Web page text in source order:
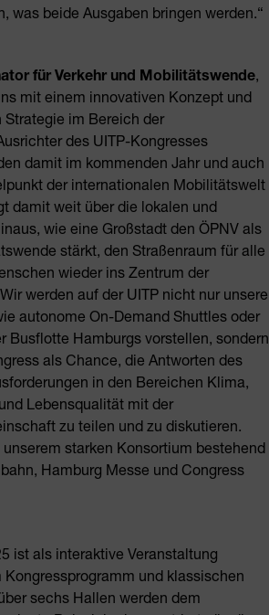
was beide Ausgaben bringen werden.“
für Verkehr und Mobilitätswende,
mit einem innovativen Konzept und
im Bereich der
des UITP-Kongresses
damit im kommenden Jahr und auch
der internationalen Mobilitätswelt
damit weit über die lokalen und
wie eine Großstadt den ÖPNV als
stärkt, den Straßenraum für alle
wieder ins Zentrum der
werden auf der UITP nicht nur unsere
autonome On-Demand Shuttles oder
Busflotte Hamburgs vorstellen, sondern
als Chance, die Antworten des
in den Bereichen Klima,
Lebensqualität mit der
zu teilen und zu diskutieren.
starken Konsortium bestehend
Hamburg Messe und Congress
ist als interaktive Veranstaltung
und klassischen
sechs Hallen werden dem